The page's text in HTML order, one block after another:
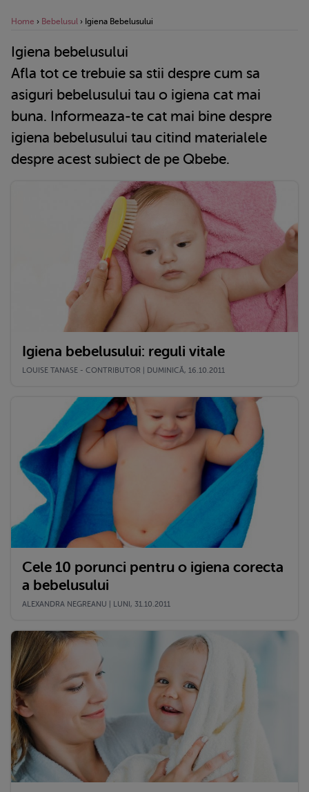
Home › Bebelusul › Igiena Bebelusului
Igiena bebelusului
Afla tot ce trebuie sa stii despre cum sa
asiguri bebelusului tau o igiena cat mai
buna. Informeaza-te cat mai bine despre
igiena bebelusului tau citind materialele
despre acest subiect de pe Qbebe.
Igiena bebelusului: reguli vitale
LOUISE TANASE - CONTRIBUTOR | DUMINICĂ, 16.10.2011
Cele 10 porunci pentru o igiena corecta
a bebelusului
ALEXANDRA NEGREANU | LUNI, 31.10.2011